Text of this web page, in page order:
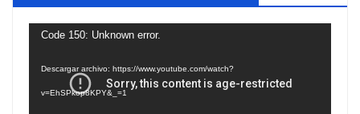
Reproductor
Code 150: Unknown error.
Descargar archivo: https://www.youtube.com/watch?
v=EhSPkop8KPY&_=1